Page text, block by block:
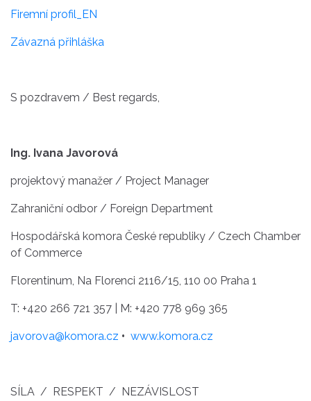
Firemní profil_EN
Závazná přihláška
S pozdravem / Best regards,
Ing. Ivana Javorová
projektový manažer / Project Manager
Zahraniční odbor / Foreign Department
Hospodářská komora České republiky / Czech Chamber
of Commerce
Florentinum, Na Florenci 2116/15, 110 00 Praha 1
T: +420 266 721 357 | M: +420 778 969 365
javorova@komora.cz • www.komora.cz
SÍLA / RESPEKT / NEZÁVISLOST